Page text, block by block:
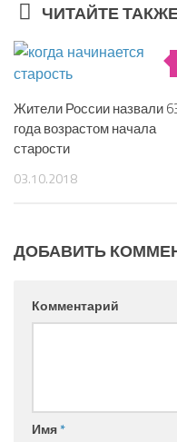
ЧИТАЙТЕ
Жители России назвали
года возрастом начала
старости
03.10.2018
ДОБАВИТЬ
Комментарий
Имя*